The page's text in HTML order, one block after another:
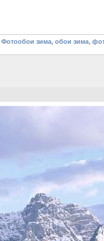
Фотообои зима, обои зима,